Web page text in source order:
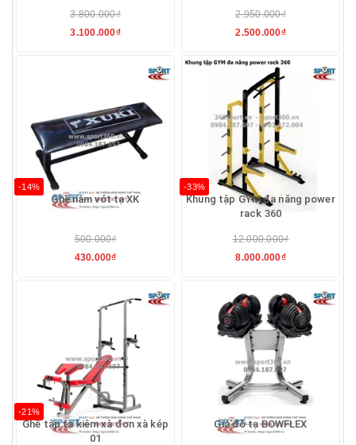
3.800.000₫
3.100.000₫
2.950.000₫
2.500.000₫
-14%
Ghế nằm vớt tạ XK
500.000₫
430.000₫
-33%
Khung tập GYM đa năng power
rack 360
12.000.000₫
8.000.000₫
-21%
Ghế tập tạ kiêm xà đơn xà kép
01
Giá đỡ tạ BOWFLEX